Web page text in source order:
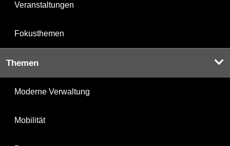
Veranstaltungen
Fokusthemen
Themen
Moderne Verwaltung
Mobilität